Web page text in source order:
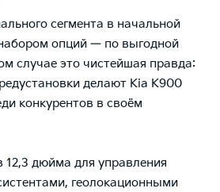
сегмента в начальной
опций — по выгодной
случае это чистейшая правда:
делают Kia K900
конкурентов в своём
дюйма для управления
геолокационными